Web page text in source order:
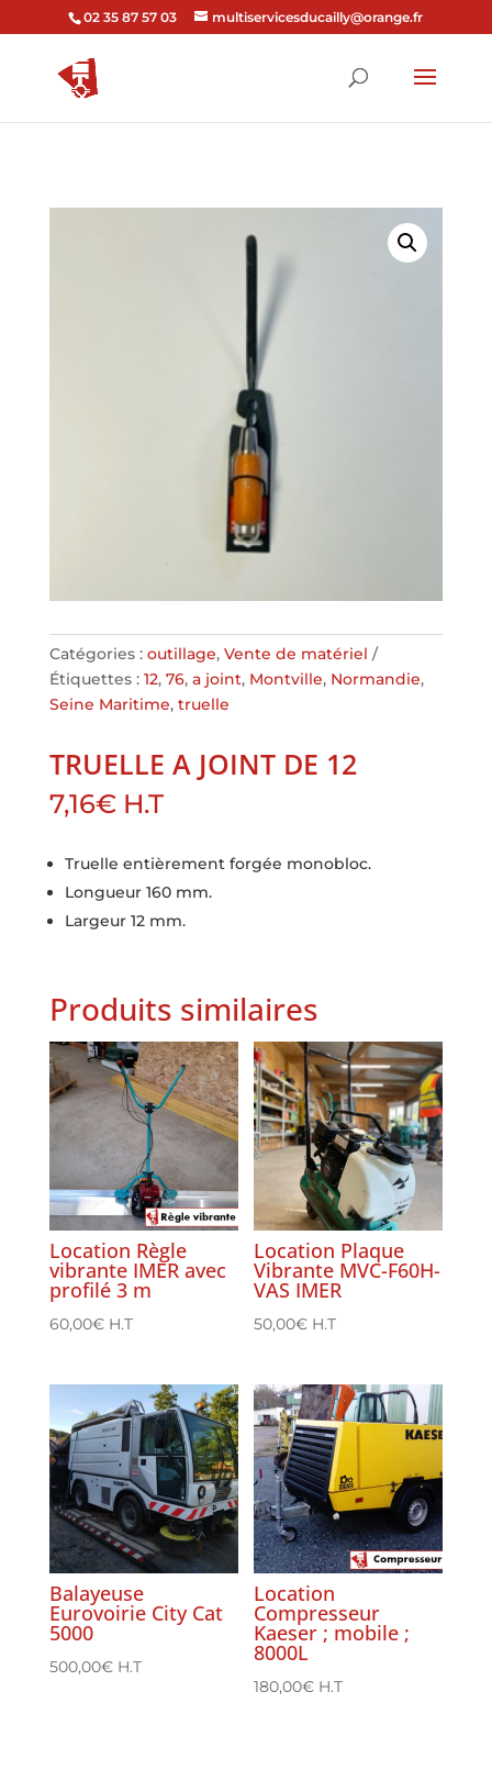
02 35 87 57 03 multiservicesducailly@orange.fr
Catégories : outillage, Vente de matériel
Étiquettes : 12, 76, a joint, Montville, Normandie,
Seine Maritime, truelle
TRUELLE A JOINT DE 12
7,16€ H.T
Truelle entièrement forgée monobloc.
Longueur 160 mm.
Largeur 12 mm.
Produits similaires
Location Règle
vibrante IMER avec
profilé 3 m
60,00€ H.T
Location Plaque
Vibrante MVC-F60H-
VAS IMER
50,00€ H.T
Balayeuse
Eurovoirie City Cat
5000
500,00€ H.T
Location
Compresseur
Kaeser ; mobile ;
8000L
180,00€ H.T